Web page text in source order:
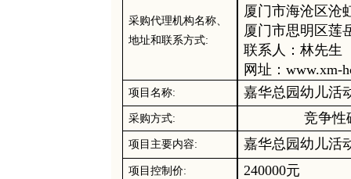
采购代理机构名称、
地址和联系方式:
厦门市海沧区沧
厦门市思明区莲
联系人 ：林先生
网址： www.xm-
项目名称: 嘉华总园幼儿活
采购方式: 竞争性
项目主要内容: 嘉华总园幼儿活
项目 控制 价: 240000元